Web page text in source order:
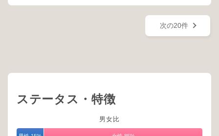
次の20件
ステータス・特徴
男女比